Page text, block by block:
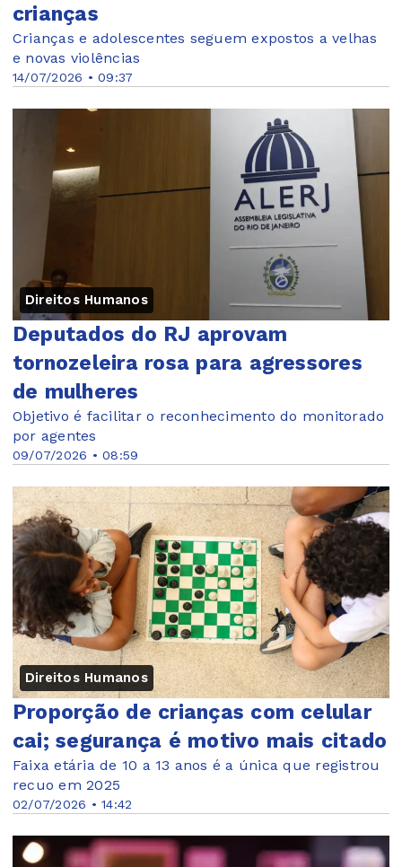
14/07/2026 • 09:37
crianças
Crianças e adolescentes seguem expostos a velhas
e novas violências
Direitos Humanos
09/07/2026 • 08:59
Deputados do RJ aprovam
tornozeleira rosa para agressores
de mulheres
Objetivo é facilitar o reconhecimento do monitorado
por agentes
Direitos Humanos
02/07/2026 • 14:42
Proporção de crianças com celular
cai; segurança é motivo mais citado
Faixa etária de 10 a 13 anos é a única que registrou
recuo em 2025